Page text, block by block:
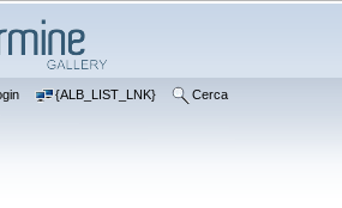
{ALB_LIST_LNK} Cerca